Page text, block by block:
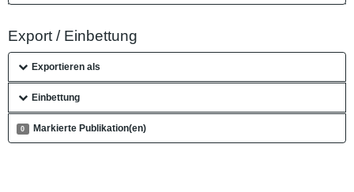
Export / Einbettung
Exportieren als
Einbettung
0 Markierte Publikation(en)